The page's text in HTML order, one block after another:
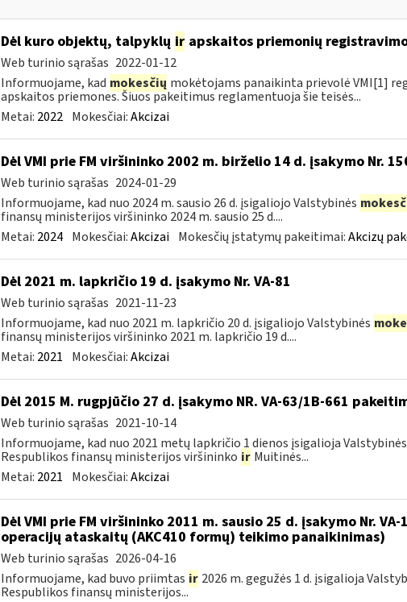
Dėl kuro objektų, talpyklų irapskaitos priemonių
Web turinio sąrašas 2022-01-12
Informuojame, kad mokesčių mokėtojams panaikinta prievolė VMI[1]
apskaitos priemones. Šiuos pakeitimus reglamentuoja šie teisės...
Metai: 2022 Mokesčiai:Akcizai
Dėl VMI prie FM viršininko 2002 m. birželio 14 d. įsakymo Nr.
Web turinio sąrašas 2024-01-29
Informuojame, kad nuo 2024 m. sausio 26 d. įsigaliojo Valstybinės
finansų ministerijos viršininko 2024 m. sausio 25 d....
Metai: 2024 Mokesčiai:Akcizai Mokesčių įstatymų pakeitimai:Akcizų
Dėl 2021 m. lapkričio 19 d. įsakymo Nr. VA-81
Web turinio sąrašas 2021-11-23
Informuojame, kad nuo 2021 m. lapkričio 20 d. įsigaliojo Valstybinės
finansų ministerijos viršininko 2021 m. lapkričio 19 d....
Metai: 2021 Mokesčiai:Akcizai
Dėl 2015 M. rugpjūčio 27 d. įsakymo NR. VA-63/1B-661
Web turinio sąrašas 2021-10-14
Informuojame, kad nuo 2021 metų lapkričio 1 dienos įsigalioja
Respublikos finansų ministerijos viršininko ir Muitinės...
Metai: 2021 Mokesčiai:Akcizai
Dėl VMI prie FM viršininko 2011 m. sausio 25 d. įsakymo Nr.
operacijų ataskaitų (AKC410 formų) teikimo panaikinimas)
Web turinio sąrašas 2026-04-16
Informuojame, kad buvo priimtas ir 2026 m. gegužės 1 d. įsigalioja
Respublikos finansų ministerijos...